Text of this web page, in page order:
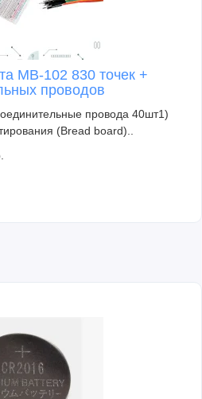
MB-102 830 точек +
проводов
провода 40шт1)
(Bread board)..